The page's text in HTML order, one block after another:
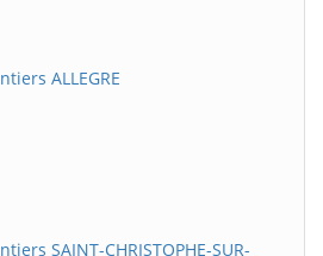
ALLEGRE
SAINT-CHRISTOPHE-SUR-